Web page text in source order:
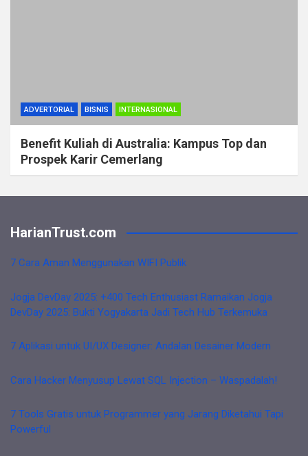
ADVERTORIAL BISNIS INTERNASIONAL
Benefit Kuliah di Australia: Kampus Top dan
Prospek Karir Cemerlang
HarianTrust.com
7 Cara Aman Menggunakan WIFI Publik
Jogja DevDay 2025: +400 Tech Enthusiast Ramaikan Jogja
DevDay 2025: Bukti Yogyakarta Jadi Tech Hub Terkemuka
7 Aplikasi untuk UI/UX Designer: Andalan Desainer Modern
Cara Hacker Menyusup Lewat SQL Injection – Waspadalah!
7 Tools Gratis untuk Programmer yang Jarang Diketahui Tapi
Powerful